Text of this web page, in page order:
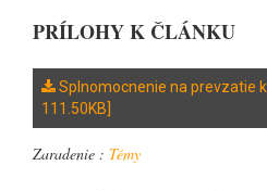
PRÍLOHY K ČLÁNKU
Splnomocnenie na prevzatie
111.50KB]
Zaradenie : Témy